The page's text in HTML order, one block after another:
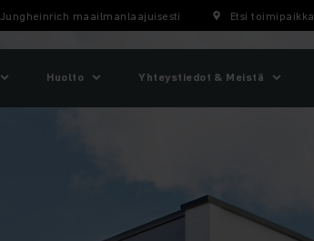
Jungheinrich maailmanlaajuisesti Etsi toimipaikka
Huolto Yhteystiedot & Meistä